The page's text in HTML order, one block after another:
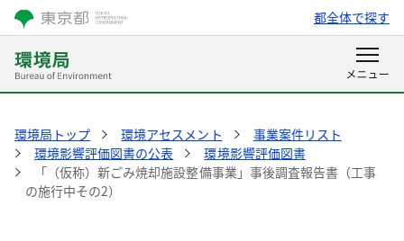
都全体で探す
環境局トップ 環境アセスメント
事業案件リスト
環境影響評価図書の公表
環境影響評価図書
「（仮称）新ごみ焼却施設整備事業」事後調査報告書（工事
の施行中その2）